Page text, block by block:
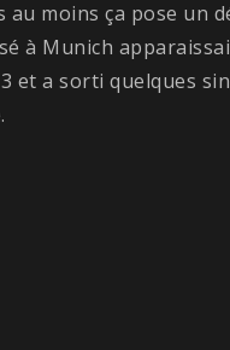
au moins ça pose un
à Munich
et a sorti quelques